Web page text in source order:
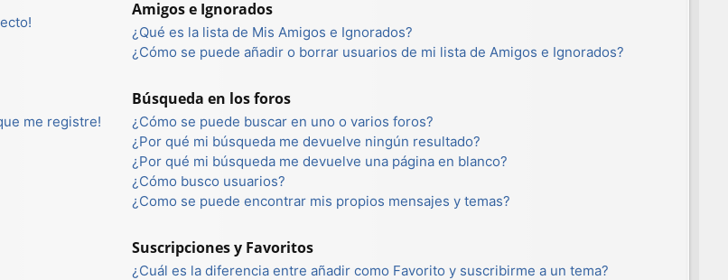
me registre!
Amigos e Ignorados
¿Qué es la lista de Mis Amigos e Ignorados?
¿Cómo se puede añadir o borrar usuarios de mi lista de Amigos e Ignorados?
Búsqueda en los foros
¿Cómo se puede buscar en uno o varios foros?
¿Por qué mi búsqueda me devuelve ningún resultado?
¿Por qué mi búsqueda me devuelve una página en blanco?
¿Cómo busco usuarios?
¿Como se puede encontrar mis propios mensajes y temas?
Suscripciones y Favoritos
¿Cuál es la diferencia entre añadir como Favorito y suscribirme a un tema?